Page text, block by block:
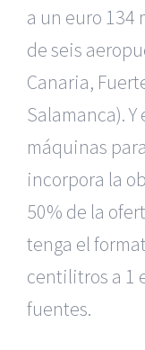
a un euro 134
de seis
Canaria,
Salamanca).
máquinas
incorpora la
50% de la
tenga el
centilitros a 1
fuentes.